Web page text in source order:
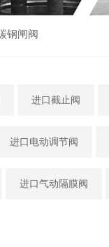
钢闸阀
进口截止阀
进口电动调节阀
进口气动隔膜阀